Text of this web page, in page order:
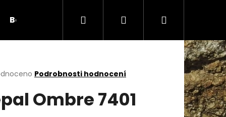
Bambule Háčky Duté vlákno
Hledat PřihlášeníNákupní
košík
Podrobnosti hodnocení
Ombre 7401